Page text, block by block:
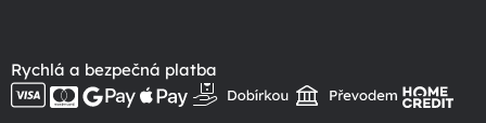
Rychlá a bezpečná platba